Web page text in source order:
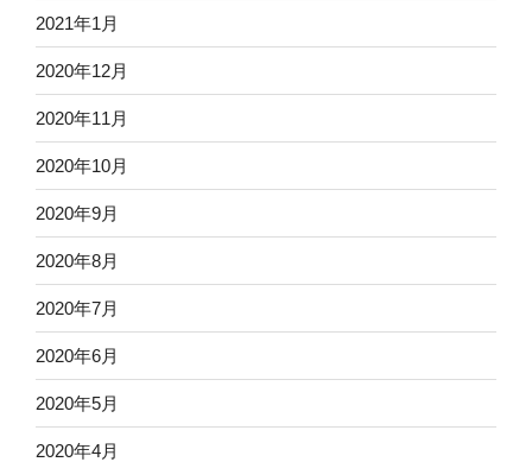
2021年1月
2020年12月
2020年11月
2020年10月
2020年9月
2020年8月
2020年7月
2020年6月
2020年5月
2020年4月